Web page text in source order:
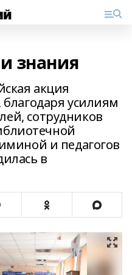
знания
акция
усилиям
сотрудников
и педагогов
в